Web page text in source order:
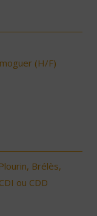
(H/F)
Brélès,
ou CDD